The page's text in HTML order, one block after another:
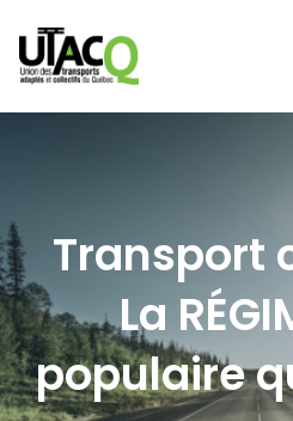
Transport
La
populaire